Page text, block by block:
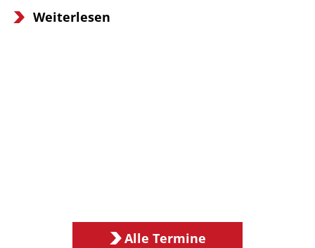
Weiterlesen
Alle Termine